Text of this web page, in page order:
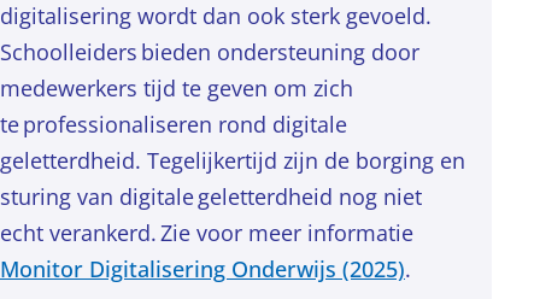
digitalisering wordt dan ook sterk gevoeld.
Schoolleiders bieden ondersteuning door
medewerkers tijd te geven om zich
te professionaliseren rond digitale
geletterdheid. Tegelijkertijd zijn de borging en
sturing van digitale geletterdheid nog niet
echt verankerd. Zie voor meer informatie
Monitor Digitalisering Onderwijs (2025).